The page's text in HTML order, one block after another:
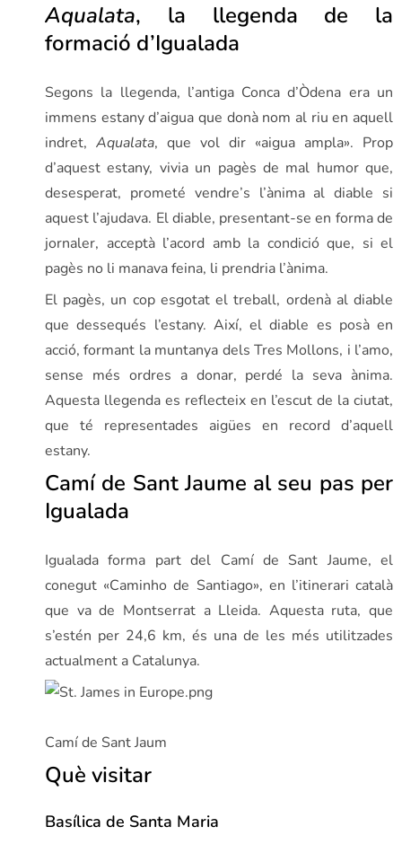
Aqualata, la llegenda de la
formació d’Igualada
Segons la llegenda, l’antiga Conca d’Òdena era un
immens estany d’aigua que donà nom al riu en aquell
indret, Aqualata, que vol dir «aigua ampla». Prop
d’aquest estany, vivia un pagès de mal humor que,
desesperat, prometé vendre’s l’ànima al diable si
aquest l’ajudava. El diable, presentant-se en forma de
jornaler, acceptà l’acord amb la condició que, si el
pagès no li manava feina, li prendria l’ànima.
El pagès, un cop esgotat el treball, ordenà al diable
que dessequés l’estany. Així, el diable es posà en
acció, formant la muntanya dels Tres Mollons, i l’amo,
sense més ordres a donar, perdé la seva ànima.
Aquesta llegenda es reflecteix en l’escut de la ciutat,
que té representades aigües en record d’aquell
estany.
Camí de Sant Jaume al seu pas per
Igualada
Igualada forma part del Camí de Sant Jaume, el
conegut «Caminho de Santiago», en l’itinerari català
que va de Montserrat a Lleida. Aquesta ruta, que
s’estén per 24,6 km, és una de les més utilitzades
actualment a Catalunya.
Camí de Sant Jaum
Què visitar
Basílica de Santa Maria